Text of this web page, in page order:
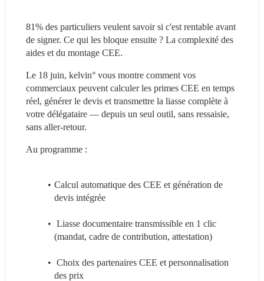
81% des particuliers veulent savoir si c'est rentable avant
de signer. Ce qui les bloque ensuite ? La complexité des
aides et du montage CEE.
Le 18 juin, kelvin° vous montre comment vos
commerciaux peuvent calculer les primes CEE en temps
réel, générer le devis et transmettre la liasse complète à
votre délégataire — depuis un seul outil, sans ressaisie,
sans aller-retour.
Au programme :
Calcul automatique des CEE et génération de
devis intégrée
Liasse documentaire transmissible en 1 clic
(mandat, cadre de contribution, attestation)
Choix des partenaires CEE et personnalisation
des prix